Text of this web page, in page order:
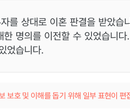
를 상대로 이혼 판결을 받았습
명의를 이전할 수 있었습니
었습니다.
보호 및 이해를 돕기 위해 일부 표현이 편